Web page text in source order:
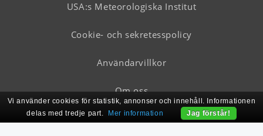
USA:s Meteorologiska Institut
Cookie- och sekretesspolicy
Användarvillkor
Om oss
Vi använder cookies för statistik, annonser och innehåll. Informationen
delas med tredje part.
Mer information Jag förstår!